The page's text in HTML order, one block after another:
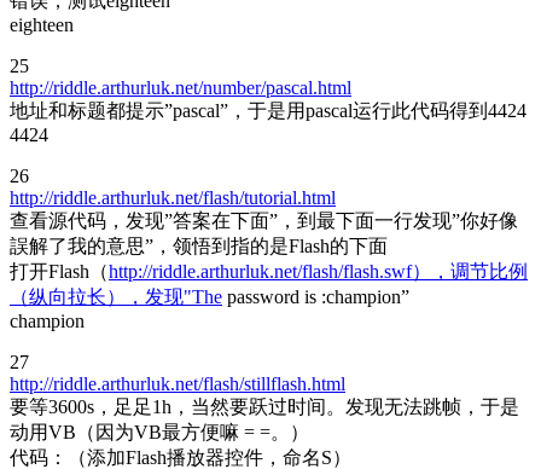
eighteen
25
http://riddle.arthurluk.net/number/pascal.html
地址和标题都提示”pascal”，于是用pascal运行此代码得到4424
4424
26
http://riddle.arthurluk.net/flash/tutorial.html
查看源代码，发现”答案在下面”，到最下面一行发现”你好像
誤解了我的意思”，领悟到指的是Flash的下面
打开Flash（http://riddle.arthurluk.net/flash/flash.swf），调节比例
（纵向拉长），发现"The password is :champion”
champion
27
http://riddle.arthurluk.net/flash/stillflash.html
要等3600s，足足1h，当然要跃过时间。发现无法跳帧，于是
动用VB（因为VB最方便嘛 = =。）
代码：（添加Flash播放器控件，命名S）